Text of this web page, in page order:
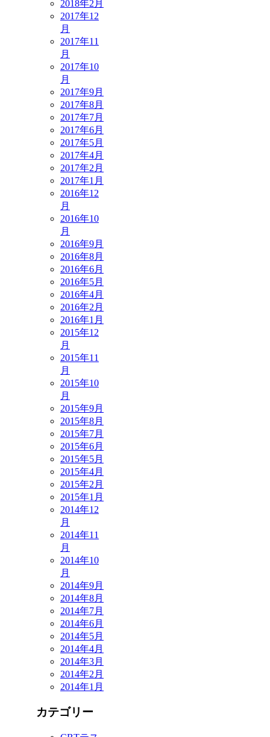
2018年2月
2017年12
月
2017年11
月
2017年10
月
2017年9月
2017年8月
2017年7月
2017年6月
2017年5月
2017年4月
2017年2月
2017年1月
2016年12
月
2016年10
月
2016年9月
2016年8月
2016年6月
2016年5月
2016年4月
2016年2月
2016年1月
2015年12
月
2015年11
月
2015年10
月
2015年9月
2015年8月
2015年7月
2015年6月
2015年5月
2015年4月
2015年2月
2015年1月
2014年12
月
2014年11
月
2014年10
月
2014年9月
2014年8月
2014年7月
2014年6月
2014年5月
2014年4月
2014年3月
2014年2月
2014年1月
カテゴリー